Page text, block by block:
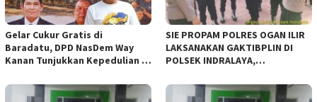
Gelar Cukur Gratis di
Baradatu, DPD NasDem Way
Kanan Tunjukkan Kepedulian di
SIE PROPAM POLRES OGAN ILIR
LAKSANAKAN GAKTIBPLIN DI
POLSEK INDRALAYA,
PERSONEL POLRI*